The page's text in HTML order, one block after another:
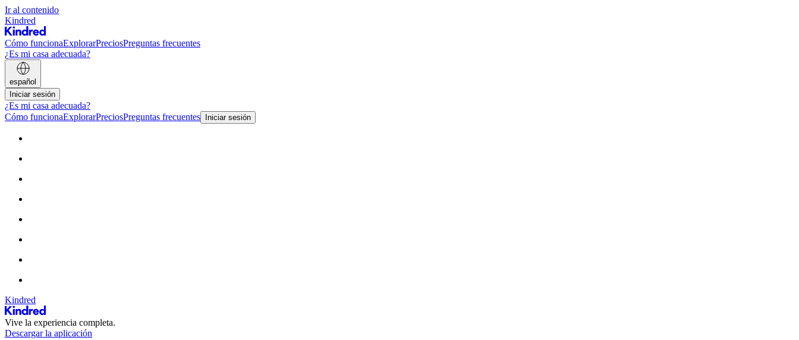
Ir al contenido
Kindred
Cómo funcionaExplorarPreciosPreguntas frecuentes
¿Es mi casa adecuada?
español
Iniciar sesión
¿Es mi casa adecuada?
Cómo funcionaExplorarPreciosPreguntas frecuentes Iniciar sesión
Kindred
Vive la experiencia completa.
Descargar la aplicación